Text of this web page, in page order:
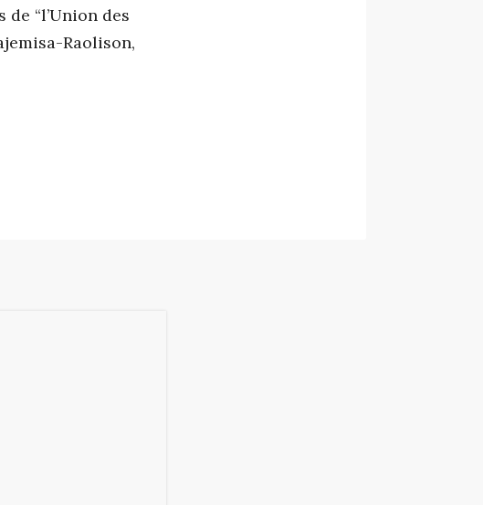
“l’Union des
Raolison,